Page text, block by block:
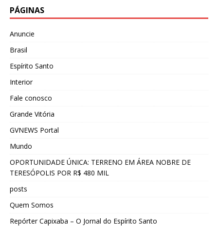
PÁGINAS
Anuncie
Brasil
Espírito Santo
Interior
Fale conosco
Grande Vitória
GVNEWS Portal
Mundo
OPORTUNIDADE ÚNICA: TERRENO EM ÁREA NOBRE DE
TERESÓPOLIS POR R$ 480 MIL
posts
Quem Somos
Repórter Capixaba – O Jornal do Espírito Santo